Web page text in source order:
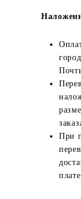
При